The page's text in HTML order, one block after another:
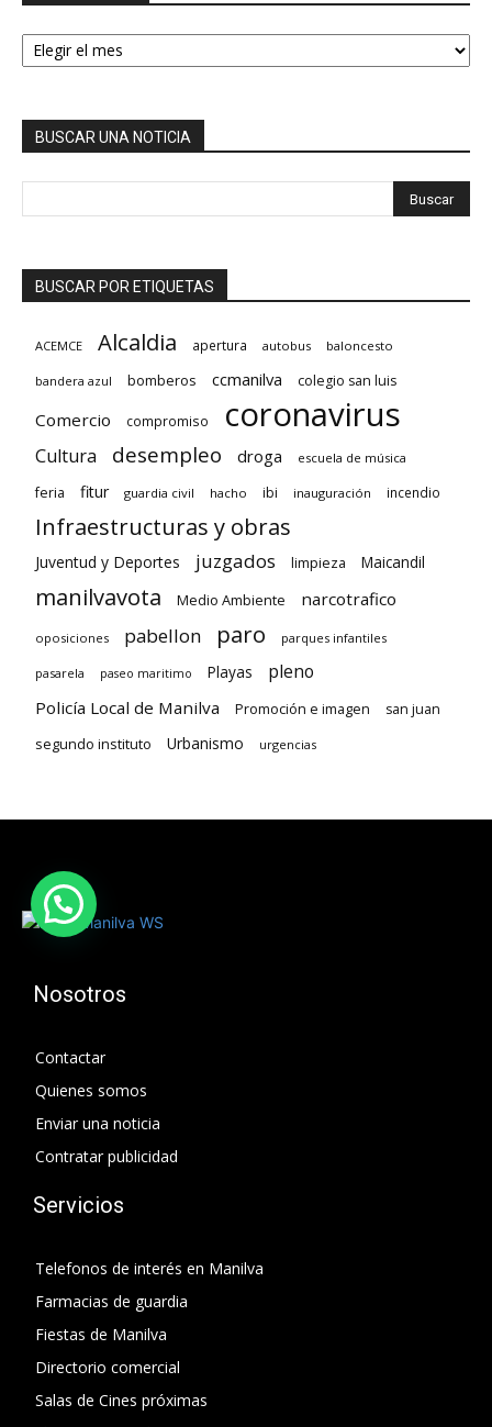
HEMEROTECA
BUSCAR UNA NOTICIA
BUSCAR POR ETIQUETAS
ACEMCE Alcaldia apertura autobus baloncesto
bandera azul bomberos ccmanilva colegio san luis
Comercio compromiso coronavirus
Cultura desempleo droga escuela de música
feria fitur guardia civil hacho ibi inauguración incendio
Infraestructuras y obras
Juventud y Deportes juzgados limpieza Maicandil
manilvavota Medio Ambiente narcotrafico
oposiciones pabellon paro parques infantiles
pasarela paseo maritimo Playas pleno
Policía Local de Manilva Promoción e imagen san juan
segundo instituto Urbanismo urgencias
Nosotros
Contactar
Quienes somos
Enviar una noticia
Contratar publicidad
Servicios
Telefonos de interés en Manilva
Farmacias de guardia
Fiestas de Manilva
Directorio comercial
Salas de Cines próximas